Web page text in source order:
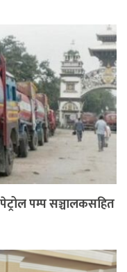
पम्प सञ्चालकसहित